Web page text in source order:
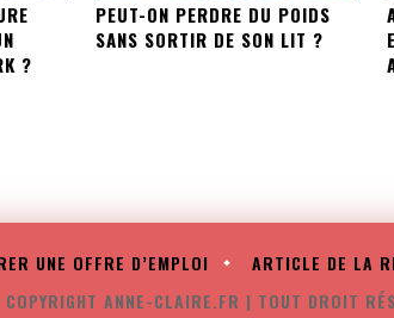
?
PEUT-ON PERDRE DU POIDS
SANS SORTIR DE SON LIT ?
UNE OFFRE D’EMPLOI ARTICLE DE LA
COPYRIGHT ANNE-CLAIRE.FR | TOUT DROIT